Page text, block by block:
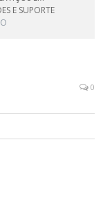
E SUPORTE
0